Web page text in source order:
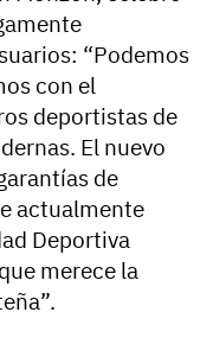
“Podemos
con el
deportistas de
El nuevo
de
actualmente
Deportiva
merece la